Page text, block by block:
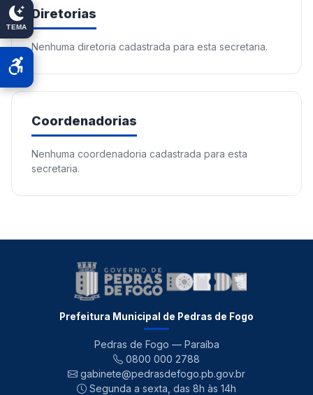
TEMA
Diretorias
Nenhuma diretoria cadastrada para esta secretaria.
Coordenadorias
Nenhuma coordenadoria cadastrada para esta
secretaria.
Prefeitura Municipal de Pedras de Fogo
Pedras de Fogo — Paraíba
0800 000 2788
gabinete@pedrasdefogo.pb.gov.br
Segunda a sexta, das 8h às 14h